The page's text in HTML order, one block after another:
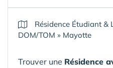
Résidence Étudiant &
DOM/TOM » Mayotte
Trouver une Résidence